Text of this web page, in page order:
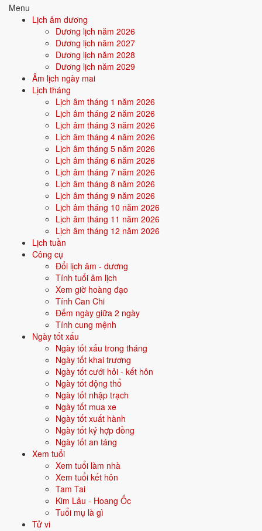
Menu
Lịch âm dương
Dương lịch năm 2026
Dương lịch năm 2027
Dương lịch năm 2028
Dương lịch năm 2029
Âm lịch ngày mai
Lịch tháng
Lịch âm tháng 1 năm 2026
Lịch âm tháng 2 năm 2026
Lịch âm tháng 3 năm 2026
Lịch âm tháng 4 năm 2026
Lịch âm tháng 5 năm 2026
Lịch âm tháng 6 năm 2026
Lịch âm tháng 7 năm 2026
Lịch âm tháng 8 năm 2026
Lịch âm tháng 9 năm 2026
Lịch âm tháng 10 năm 2026
Lịch âm tháng 11 năm 2026
Lịch âm tháng 12 năm 2026
Lịch tuần
Công cụ
Đổi lịch âm - dương
Tính tuổi âm lịch
Xem giờ hoàng đạo
Tính Can Chi
Đếm ngày giữa 2 ngày
Tính cung mệnh
Ngày tốt xấu
Ngày tốt xấu trong tháng
Ngày tốt khai trương
Ngày tốt cưới hỏi - kết hôn
Ngày tốt động thổ
Ngày tốt nhập trạch
Ngày tốt mua xe
Ngày tốt xuất hành
Ngày tốt ký hợp đồng
Ngày tốt an táng
Xem tuổi
Xem tuổi làm nhà
Xem tuổi kết hôn
Tam Tai
Kim Lâu - Hoang Ốc
Tuổi mụ là gì
Tử vi
Tìm hiểu chi tiết nạp âm Thiên Hà Thủy: màu hợp, hướng tốt, năm
sinh, tương sinh tương khắc →
Quan hệ Can × Chi (Hỏa sinh Thổ):
nuôi dưỡng hành động. Người này có xu hướng âm thầm hy sinh để
người khác/môi trường tỏa sáng.
Điểm mạnh:Kiên nhẫn, bền bỉ, âm thầm tích lũy, có sức cống
Điểm cần lưu ý:Dễ bị bào mòn năng lượng nếu không biết giữ
giới hạn cho bản thân.
Bối cảnh vận khí khi sinh năm 2027
Người sinh năm2027rơi vào Vận 9 - Cửu Tử Hỏa
chu kỳ Tam Nguyên Cửu Vận. Mệnh Thủy sinh trong Vận 9 Cửu Tử
Hỏa (Hỏa) - thủy khắc hỏa: bản mệnh phải vượt qua thử thách của
thời đại để khẳng định mình, nhưng nếu vượt được sẽ tạo nên dấu ấn
Tính chất vận:
số, truyền thông, sáng tạo.
Quan hệ mệnh × vận:Thủy khắc Hỏa.
Vận năm 2026 Bính Ngọ cho người sinh năm 2027
2026(Bính Ngọ), người tuổi
thuộc nhómSơ sinh . Quan hệ với Thái Tuế năm xem:
Năm hợp khí - hợp tác, tình cảm, hôn nhân thuận lợi.
Năm 2026 người sinh năm 2027 nên tập trung gì?
-1 (Sơ sinh), người sinh năm 2027 nên ưu tiên các chủ đề
Đặt tên con
Hướng đặt nôi
Đặt tên cho người sinh năm 2027 mệnh Thủy